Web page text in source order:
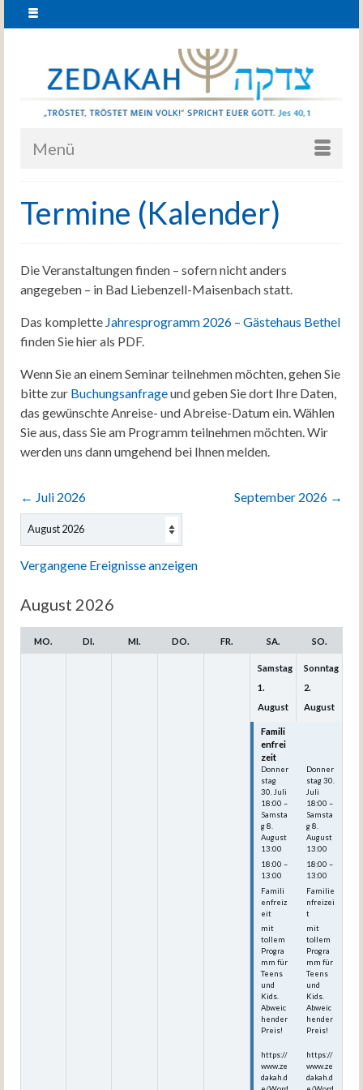
Menü
Termine (Kalender)
Die Veranstaltungen finden – sofern nicht anders
angegeben – in Bad Liebenzell-Maisenbach statt.
Das komplette Jahresprogramm 2026 – Gästehaus Bethel
finden Sie hier als PDF.
Wenn Sie an einem Seminar teilnehmen möchten, gehen Sie
bitte zur Buchungsanfrageund geben Sie dort Ihre Daten,
das gewünschte Anreise- und Abreise-Datum ein. Wählen
Sie aus, dass Sie am Programm teilnehmen möchten. Wir
werden uns dann umgehend bei Ihnen melden.
← Juli 2026 September 2026 →
Auswahl
Monats
Vergangene Ereignisse anzeigen
August 2026
MO. DI. MI. DO. FR. SA. SO.
Samstag
1.
August
Famili
enfrei
zeit
Donner
stag
30. Juli
18:00 –
Samsta
g8.
August
13:00
18:00 –
13:00
Famili
enfreiz
eit
mit
tollem
Progra
mm für
Teens
und
Kids.
Abweic
hender
Preis!
https://
www.ze
dakah.d
Sonntag
2.
August
Donner
stag30.
Juli
18:00 –
Samsta
g8.
August
13:00
18:00 –
13:00
Familie
nfreizei
t
mit
tollem
Progra
mm für
Teens
und
Kids.
Abweic
hender
Preis!
https://
www.ze
dakah.d